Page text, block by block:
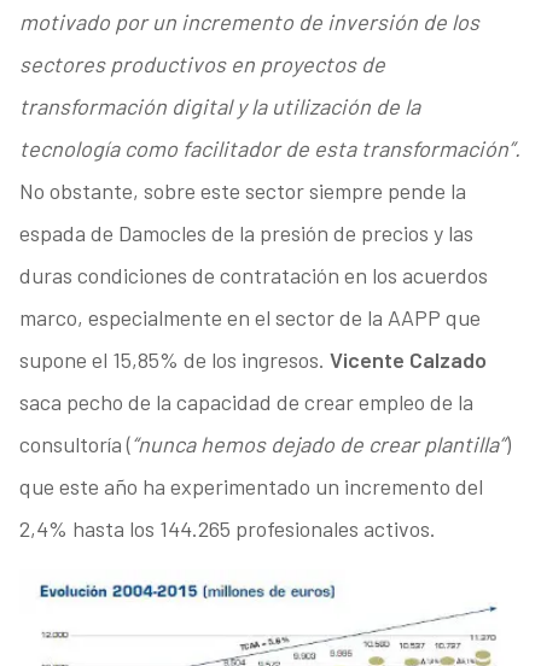
motivado por un incremento de inversión de los
sectores productivos en proyectos de
transformación digital y la utilización de la
tecnología como facilitador de esta transformación”.
No obstante, sobre este sector siempre pende la
espada de Damocles de la presión de precios y las
duras condiciones de contratación en los acuerdos
marco, especialmente en el sector de la AAPP que
supone el 15,85% de los ingresos. Vicente Calzado
saca pecho de la capacidad de crear empleo de la
consultoría (“nunca hemos dejado de crear plantilla”)
que este año ha experimentado un incremento del
2,4% hasta los 144.265 profesionales activos.